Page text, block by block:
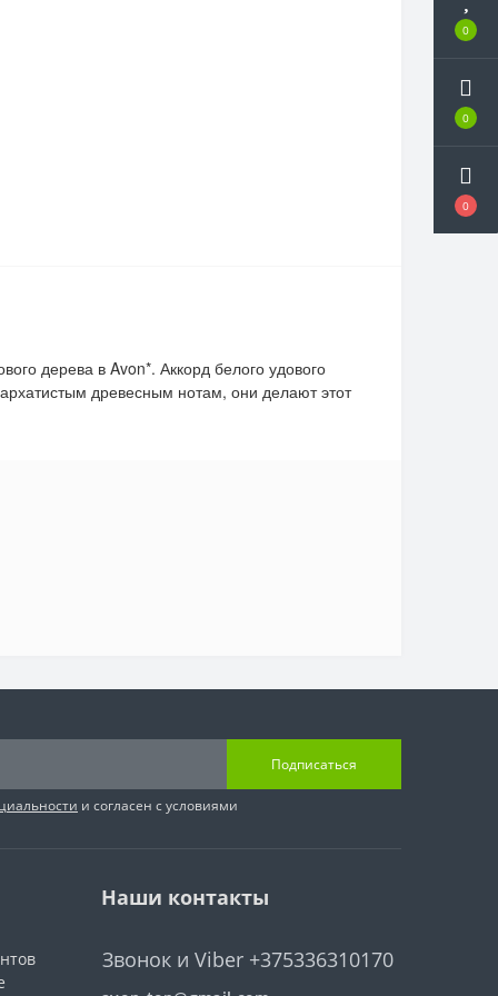
0
0
0
дерева в Avon*. Аккорд белого удового
древесным нотам, они делают этот
Подписаться
и согласен с условиями
Наши контакты
Звонок и Viber +375336310170